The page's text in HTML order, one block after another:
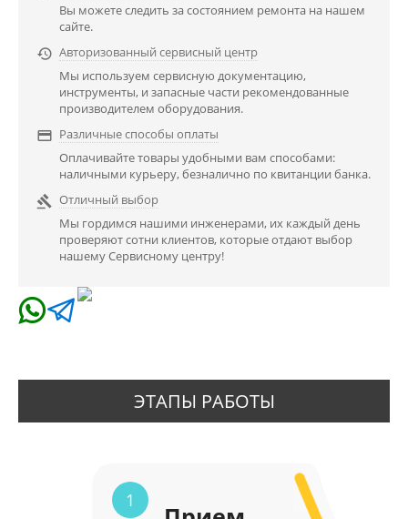
Вы можете следить за состоянием ремонта на нашем
сайте.
 Авторизованный сервисный центр
Мы используем сервисную документацию,
инструменты, и запасные части рекомендованные
производителем оборудования.
 Различные способы оплаты
Оплачивайте товары удобными вам способами:
наличными курьеру, безналично по квитанции банка.
 Отличный выбор
Мы гордимся нашими инженерами, их каждый день
проверяют сотни клиентов, которые отдают выбор
нашему Сервисному центру!
ЭТАПЫ РАБОТЫ
1